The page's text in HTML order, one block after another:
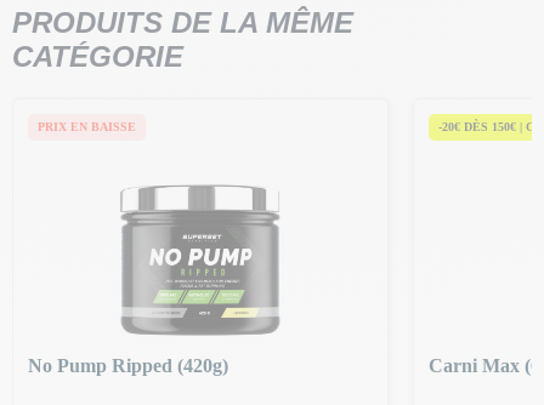
PRODUITS DE LA MÊME
CATÉGORIE
PRIX EN BAISSE
No Pump Ripped (420g)
-20€ DÈS 150€ |
Carni Max